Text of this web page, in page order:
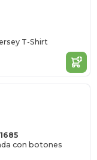
T-Shirt
con botones